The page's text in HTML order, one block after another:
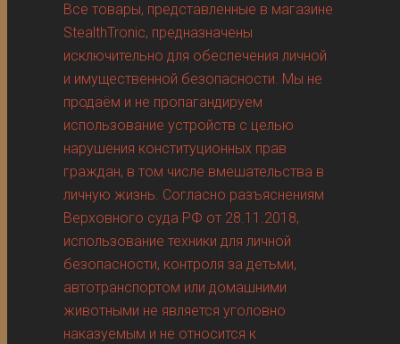
Все товары, представленные в магазине
StealthTronic, предназначены
исключительно для обеспечения личной
и имущественной безопасности. Мы не
продаём и не пропагандируем
использование устройств с целью
нарушения конституционных прав
граждан, в том числе вмешательства в
личную жизнь. Согласно разъяснениям
Верховного суда РФ от 28.11.2018,
использование техники для личной
безопасности, контроля за детьми,
автотранспортом или домашними
животными не является уголовно
наказуемым и не относится к